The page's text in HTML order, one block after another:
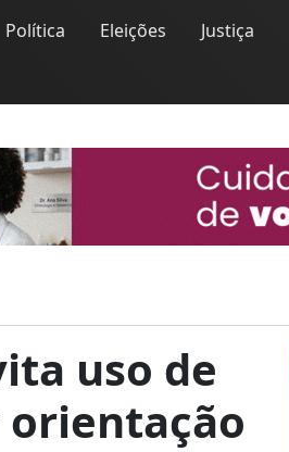
Política Eleições Justiça
uso de